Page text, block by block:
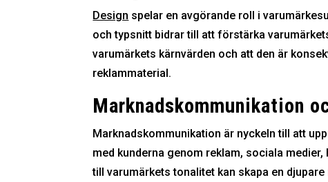
Design spelar en avgörande roll i
och typsnitt bidrar till att förstärka
varumärkets kärnvärden och att den är
reklammaterial.
Marknadskommunikation
Marknadskommunikation är nyckeln till att
med kunderna genom reklam, sociala
till varumärkets tonalitet kan skapa en